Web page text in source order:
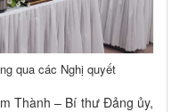
qua các Nghị quyết
Thành – Bí thư Đảng ủy,